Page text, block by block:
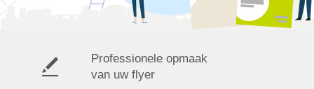
Professionele opmaak
van uw flyer